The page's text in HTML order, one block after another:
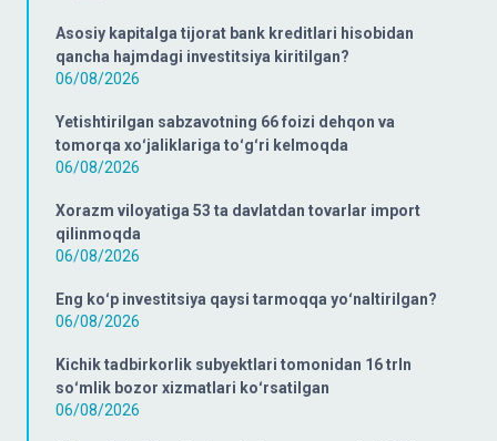
Asosiy kapitalga tijorat bank kreditlari hisobidan
qancha hajmdagi investitsiya kiritilgan?
06/08/2026
Yetishtirilgan sabzavotning 66 foizi dehqon va
tomorqa xoʻjaliklariga toʻgʻri kelmoqda
06/08/2026
Xorazm viloyatiga 53 ta davlatdan tovarlar import
qilinmoqda
06/08/2026
Eng koʻp investitsiya qaysi tarmoqqa yoʻnaltirilgan?
06/08/2026
Kichik tadbirkorlik subyektlari tomonidan 16 trln
soʻmlik bozor xizmatlari koʻrsatilgan
06/08/2026